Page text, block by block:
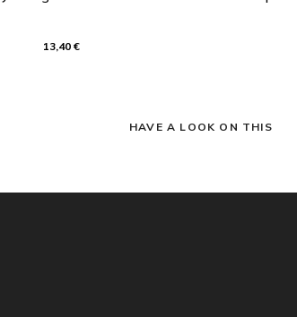
13,40 €
HAVE A LOOK ON THIS